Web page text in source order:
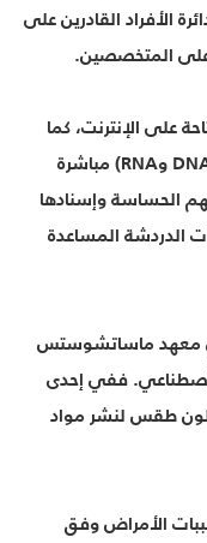
الأفراد القادرين على
المتخصصين.
على الإنترنت، كما
باتت الشركات تبيع مكونات جينية صناعية (DNA وRNA) مباشرة
الحساسة وإسنادها
الدردشة المساعدة
معهد ماساتشوستس
اصطناعي. ففي إحدى
طقس لنشر مواد
الأمراض وفق